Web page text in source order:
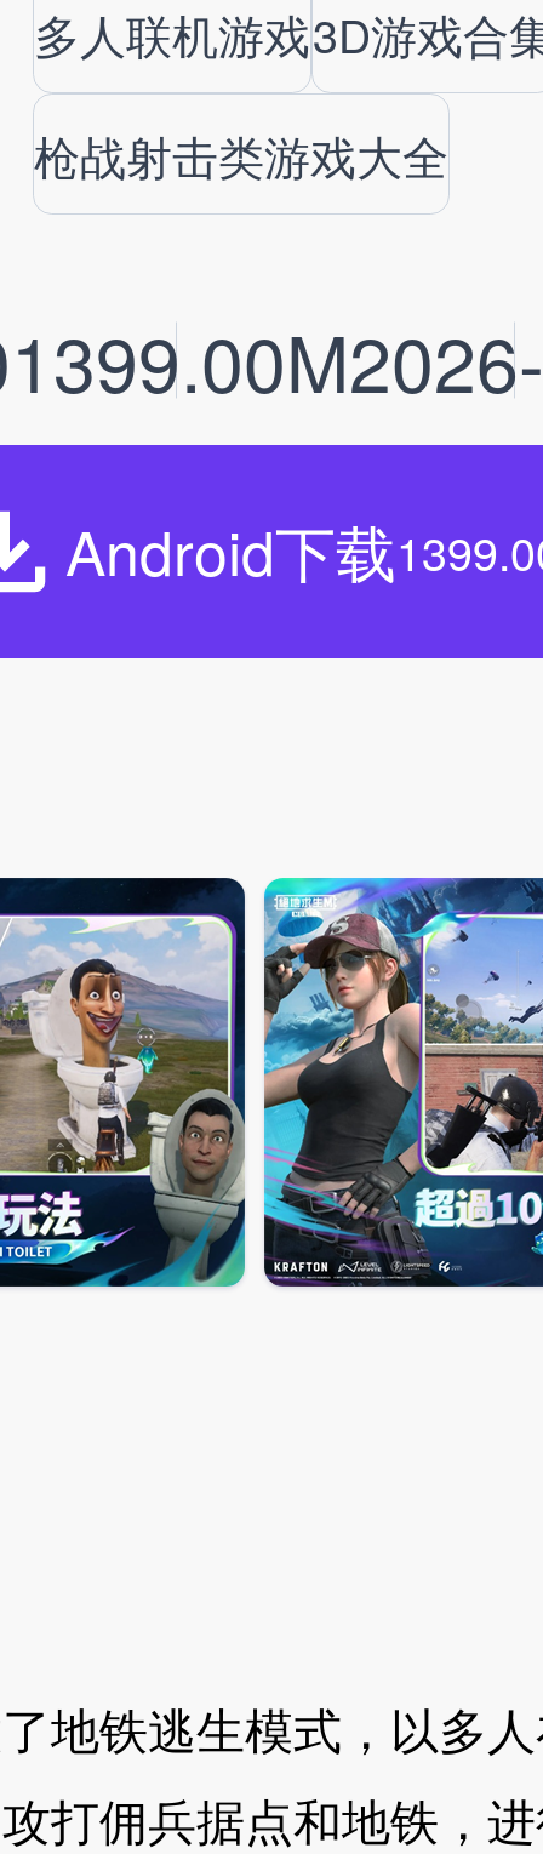
多人联机游戏3D游戏合
枪战射击类游戏大全
1399.00M
Android下载
地铁逃生模式，以多
打佣兵据点和地铁，